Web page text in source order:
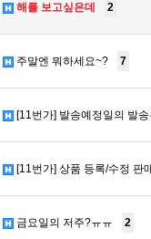
해를 보고싶은데 2
주말엔 뭐하세요~? 7
[11번가] 발송예정일의 발
[11번가] 상품 등록/수정 판
금요일의 저주?ㅠㅠ 2